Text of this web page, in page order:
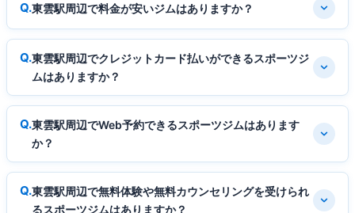
東雲駅周辺で料金が安いジムはありますか？
東雲駅周辺でクレジットカード払いができるスポーツジ
ムはありますか？
東雲駅周辺でWeb予約できるスポーツジムはあります
か？
東雲駅周辺で無料体験や無料カウンセリングを受けられ
るスポーツジムはありますか？